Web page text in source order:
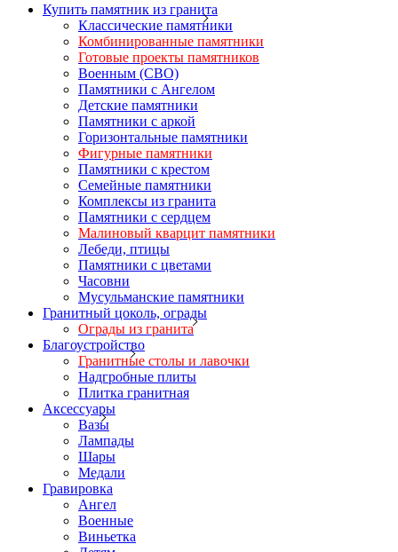
Купить памятник из гранита
Классические памятники
Комбинированные памятники
Готовые проекты памятников
Военным (СВО)
Памятники с Ангелом
Детские памятники
Памятники с аркой
Горизонтальные памятники
Фигурные памятники
Памятники с крестом
Семейные памятники
Комплексы из гранита
Памятники с сердцем
Малиновый кварцит памятники
Лебеди, птицы
Памятники с цветами
Часовни
Мусульманские памятники
Гранитный цоколь, ограды
Ограды из гранита
Благоустройство
Гранитные столы и лавочки
Надгробные плиты
Плитка гранитная
Аксессуары
Вазы
Лампады
Шары
Медали
Гравировка
Ангел
Военные
Виньетка